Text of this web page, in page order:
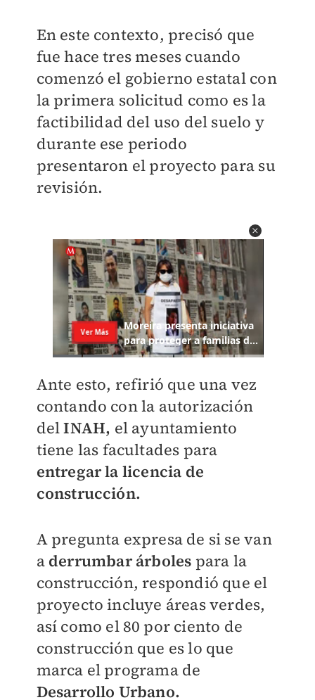
En este contexto, precisó que
fue hace tres meses cuando
comenzó el gobierno estatal con
la primera solicitud como es la
factibilidad del uso del suelo y
durante ese periodo
presentaron el proyecto para su
revisión.
Ante esto, refirió que una vez
contando con la autorización
delINAH, el ayuntamiento
tiene las facultades para
entregar la licencia de
construcción.
A pregunta expresa de si se van
a derrumbar árboles para la
construcción, respondió que el
proyecto incluye áreas verdes,
así como el 80 por ciento de
construcción que es lo que
marca el programa de
Desarrollo Urbano.